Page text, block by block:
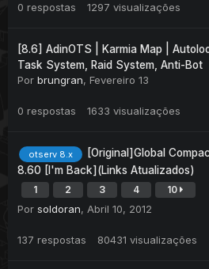
0 respostas 1297 visualizações
[8.6] AdinOTS | Karmia Map |
Task System, Raid System, Anti-Bot
Por brungran, Fevereiro 13
0 respostas 1633 visualizações
otserv 8.x
[Original]Global
8.60 [I'm Back](Links Atualizados)
1 2 3 4 10
Por soldoran, Abril 10, 2012
137 respostas 80431 visualizações